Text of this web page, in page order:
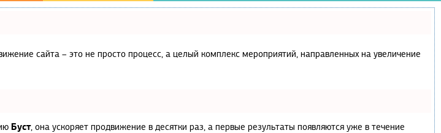
сайта – это не просто процесс, а целый комплекс мероприятий, направленных на увеличение
Буст, она ускоряет продвижение в десятки раз, а первые результаты появляются уже в течение